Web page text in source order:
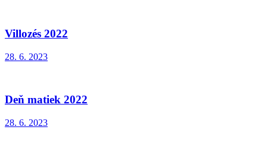
Villozés 2022
28. 6. 2023
Deň matiek 2022
28. 6. 2023